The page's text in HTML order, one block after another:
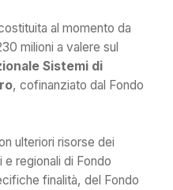
al momento da
milioni a valere sul
Sistemi di
, cofinanziato dal Fondo
ulteriori risorse dei
e regionali di Fondo
finalità, del Fondo